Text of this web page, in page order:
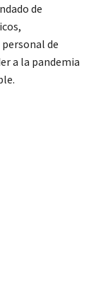
de
de
a la pandemia